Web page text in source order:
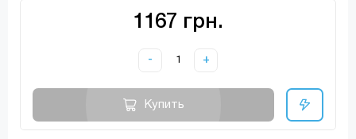
1167 грн.
- +
Купить